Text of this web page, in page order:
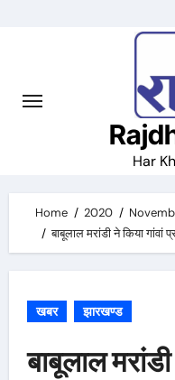
Har
Home 2020
बाबूलाल मरांडी ने किया गांवां
खबर झारखण्ड
बाबूलाल